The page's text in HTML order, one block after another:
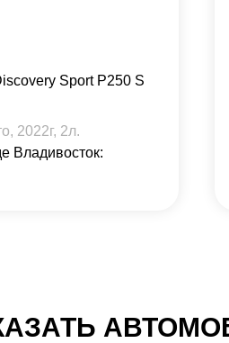
Sport P250 S
2022г, 2л.
Владивосток: